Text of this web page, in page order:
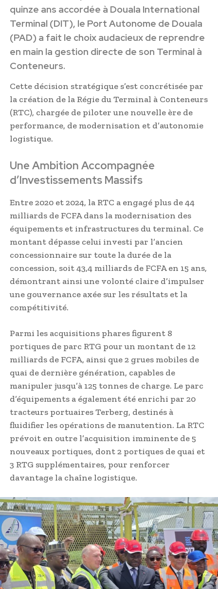
quinze ans accordée à Douala International
Terminal (DIT), le Port Autonome de Douala
(PAD) a fait le choix audacieux de reprendre
en main la gestion directe de son Terminal à
Conteneurs.
Cette décision stratégique s’est concrétisée par
la création de la Régie du Terminal à Conteneurs
(RTC), chargée de piloter une nouvelle ère de
performance, de modernisation et d’autonomie
logistique.
Une Ambition Accompagnée
d’Investissements Massifs
Entre 2020 et 2024, la RTC a engagé plus de 44
milliards de FCFA dans la modernisation des
équipements et infrastructures du terminal. Ce
montant dépasse celui investi par l’ancien
concessionnaire sur toute la durée de la
concession, soit 43,4 milliards de FCFA en 15 ans,
démontrant ainsi une volonté claire d’impulser
une gouvernance axée sur les résultats et la
compétitivité.
Parmi les acquisitions phares figurent 8
portiques de parc RTG pour un montant de 12
milliards de FCFA, ainsi que 2 grues mobiles de
quai de dernière génération, capables de
manipuler jusqu’à 125 tonnes de charge. Le parc
d’équipements a également été enrichi par 20
tracteurs portuaires Terberg, destinés à
fluidifier les opérations de manutention. La RTC
prévoit en outre l’acquisition imminente de 5
nouveaux portiques, dont 2 portiques de quai et
3 RTG supplémentaires, pour renforcer
davantage la chaîne logistique.